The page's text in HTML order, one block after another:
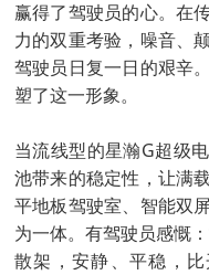
赢得了驾驶员的心。在
力的双重考验，噪音、
驾驶员日复一日的艰辛
塑了这一形象。
当流线型的星瀚G超级
池带来的稳定性，让满
平地板驾驶室、智能双
为一体。有驾驶员感慨
散架，安静、平稳，